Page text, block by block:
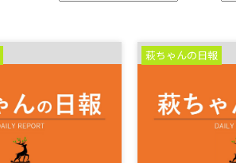
萩ちゃんの日報